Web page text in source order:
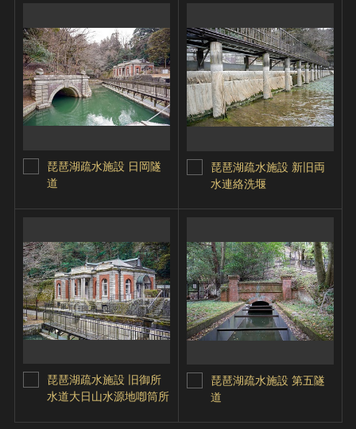
琵琶湖疏水施設 日岡隧
道
琵琶湖疏水施設 新旧両
水連絡洗堰
琵琶湖疏水施設 旧御所
水道大日山水源地喞筒所
琵琶湖疏水施設 第五隧
道